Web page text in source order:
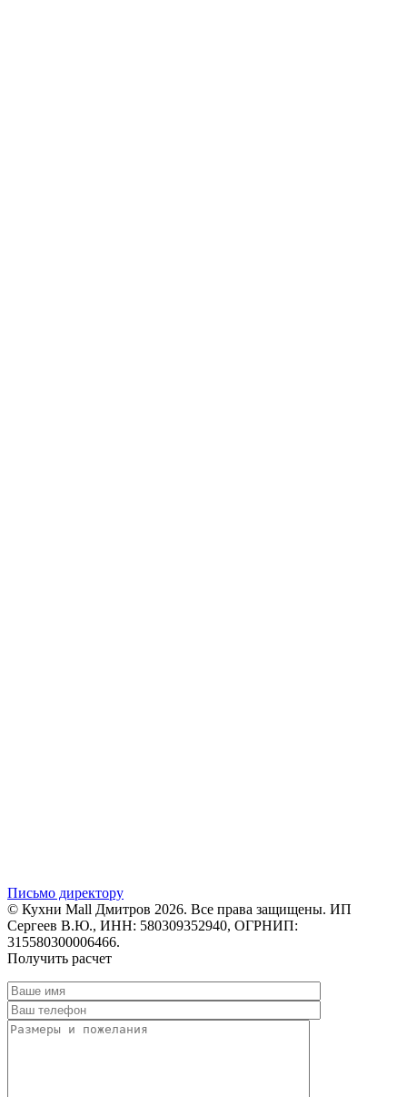
Письмо директору
© Кухни Mall Дмитров 2026. Все права защищены. ИП
Сергеев В.Ю., ИНН: 580309352940, ОГРНИП:
315580300006466.
Получить расчет